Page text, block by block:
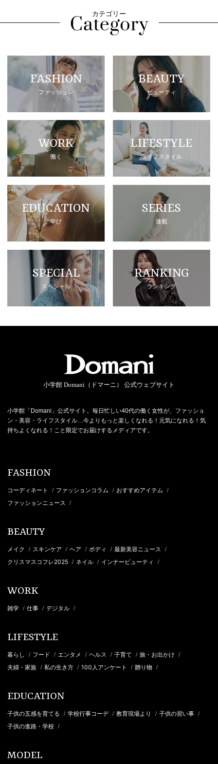
カテゴリー
FASHION
ファッション
BEAUTY
ビューティ
WORK
働く
LIFESTYLE
ライフスタイル
EDUCATION
学び
SERIES
連載
SPECIAL
スペシャル
RANKING
ランキング
小学館 Domani（ドマーニ） 公式ウェブサイト
小学館「Domani」公式サイト。毎日忙しい40代の働く女性が、ファッショ
ン・美容・ライフスタイル…今よりもっと楽しくなれる！元気になれる！気
持ちよくなれる！こと限定でお届けするメディアです。
FASHION
コーディネート / ファッションコラム / おすすめアイテム /
ファッションニュース /
BEAUTY
メイク / スキンケア / ヘア / ボディ / 最新美容ニュース /
クリスマスコフレ2025 / ネイル / インナービューティ /
WORK
雑学 / 仕事 / デジタル /
LIFESTYLE
暮らし / フード / エンタメ / ヘルス / 子育て / 旅・お出かけ /
夫婦・家族 / 私の生き方 / 100人アンケート / 贈り物 /
EDUCATION
子供の五感を育てる / 学校行事コーデ / 教育現場より / 子供の習い事 /
子供の進路・学校 /
MODEL